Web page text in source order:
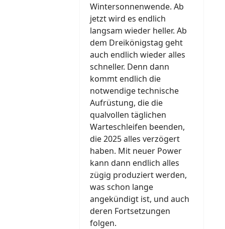
Wintersonnenwende. Ab
jetzt wird es endlich
langsam wieder heller. Ab
dem Dreikönigstag geht
auch endlich wieder alles
schneller. Denn dann
kommt endlich die
notwendige technische
Aufrüstung, die die
qualvollen täglichen
Warteschleifen beenden,
die 2025 alles verzögert
haben. Mit neuer Power
kann dann endlich alles
zügig produziert werden,
was schon lange
angekündigt ist, und auch
deren Fortsetzungen
folgen.